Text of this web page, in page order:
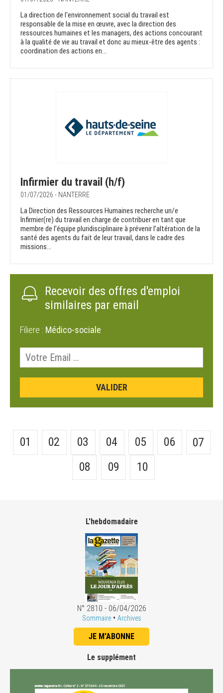
La direction de l'environnement social du travail est
responsable de la mise en œuvre, avec la direction des
ressources humaines et les managers, des actions concourant
à la qualité de vie au travail et donc au mieux-être des agents :
coordination des actions en...
Infirmier du travail (h/f)
01/07/2026 - NANTERRE
La Direction des Ressources Humaines recherche un/e
Infirmier(re) du travail en charge de contribuer en tant que
membre de l’équipe pluridisciplinaire à prévenir l’altération de la
santé des agents du fait de leur travail, dans le cadre des
missions...
Recevoir des offres d'emploi
similaires par email
Filiere : Médico-sociale
01 02 03 04 05 06
07
08
09 10
L'hebdomadaire
N° 2810 - 06/04/2026
Sommaire • Archives
JE M'ABONNE
Le supplément